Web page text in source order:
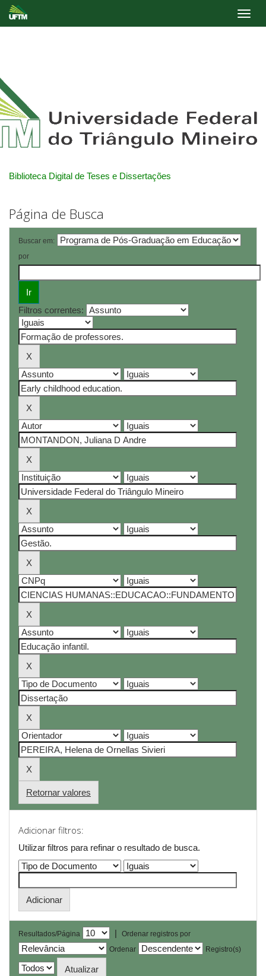
Biblioteca Digital de Teses e Dissertações
Página de Busca
Buscar em:
por
Filtros correntes:
Retornar valores
Adicionar filtros:
Utilizar filtros para refinar o resultado de busca.
Resultados/Página |
Ordenar registros por
Ordenar
Registro(s)